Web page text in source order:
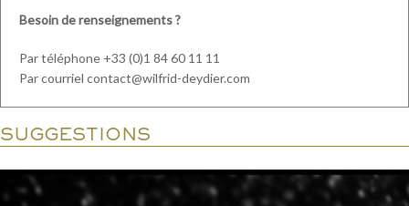
Besoin de renseignements ?
Par téléphone +33 (0)1 84 60 11 11
Par courriel contact@wilfrid-deydier.com
SUGGESTIONS